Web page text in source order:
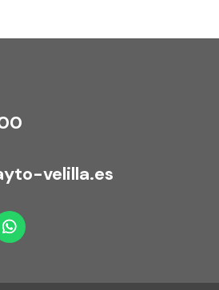
velilla.es